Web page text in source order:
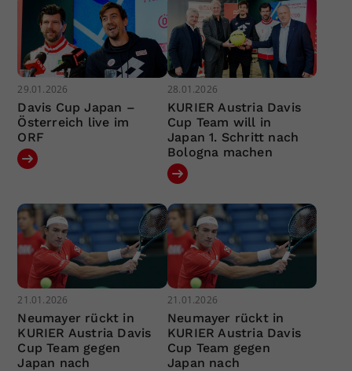
29.01.2026
Davis Cup Japan –
Österreich live im
ORF
28.01.2026
KURIER Austria Davis
Cup Team will in
Japan 1. Schritt nach
Bologna machen
21.01.2026
Neumayer rückt in
KURIER Austria Davis
Cup Team gegen
Japan nach
21.01.2026
Neumayer rückt in
KURIER Austria Davis
Cup Team gegen
Japan nach